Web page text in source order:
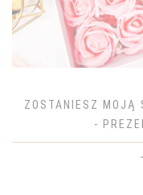
ZOSTANIESZ MOJĄ
-